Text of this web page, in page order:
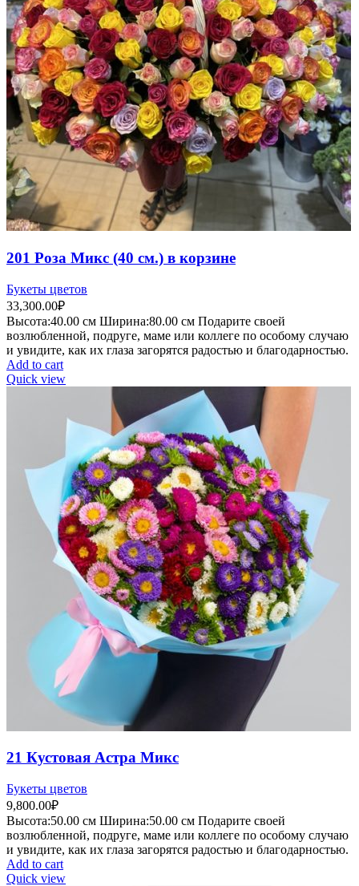
201 Роза Микс (40 см.) в корзине
Букеты цветов
33,300.00₽
Высота:40.00 см Ширина:80.00 см Подарите своей
возлюбленной, подруге, маме или коллеге по особому случаю
и увидите, как их глаза загорятся радостью и благодарностью.
Add to cart
Quick view
21 Кустовая Астра Микс
Букеты цветов
9,800.00₽
Высота:50.00 см Ширина:50.00 см Подарите своей
возлюбленной, подруге, маме или коллеге по особому случаю
и увидите, как их глаза загорятся радостью и благодарностью.
Add to cart
Quick view